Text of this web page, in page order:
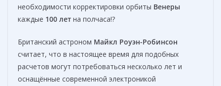
необходимости корректировки орбиты Венеры
каждые 100 лет на полчаса!?
Британский астроном Майкл Роуэн-Робинсон
считает, что в настоящее время для подобных
расчетов могут потребоваться несколько лет и
оснащённые современной электроникой